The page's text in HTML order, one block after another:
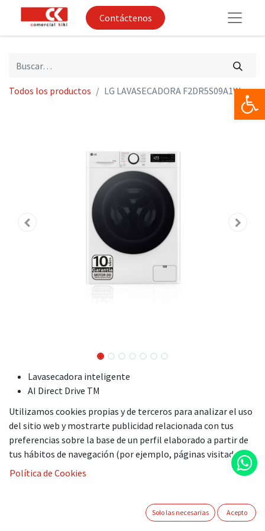
Contáctenos
Todos los productos LG LAVASECADORA F2DR5S09A1W
Lavasecadora inteligente
AI Direct Drive TM
9/5 kg
1.200 rpm
blanca,
Serie Fondo especial 500,
final diferida,
bateadores de acero inoxidable
Utilizamos cookies propias y de terceros para analizar el uso
del sitio web y mostrarte publicidad relacionada con tus
preferencias sobre la base de un perfil elaborado a partir de
tus hábitos de navegación (por ejemplo, páginas visitadas).
Política de Cookies
Solo las necesarias Acepto